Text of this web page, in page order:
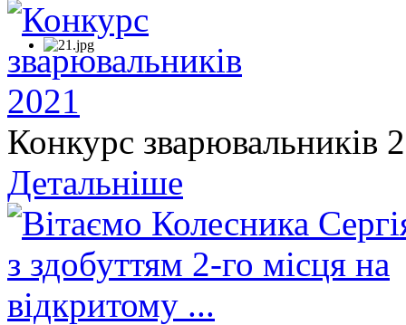
Конкурс зварювальників
Детальніше